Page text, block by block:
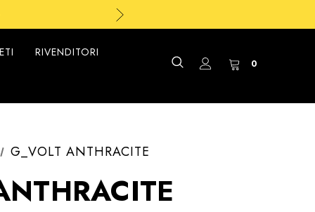
RIVENDITORI
0
G_VOLT ANTHRACITE